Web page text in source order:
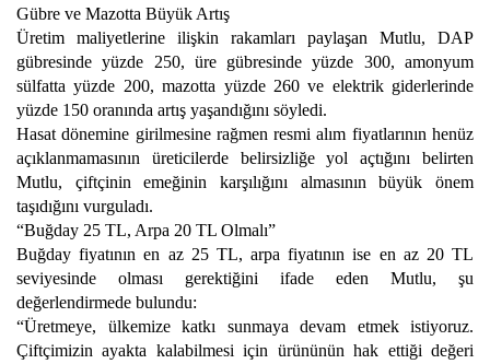
Gübre ve Mazotta Büyük Artış
Üretim maliyetlerine ilişkin rakamları paylaşan Mutlu, DAP
gübresinde yüzde 250, üre gübresinde yüzde 300, amonyum
sülfatta yüzde 200, mazotta yüzde 260 ve elektrik giderlerinde
yüzde 150 oranında artış yaşandığını söyledi.
Hasat dönemine girilmesine rağmen resmi alım fiyatlarının henüz
açıklanmamasının üreticilerde belirsizliğe yol açtığını belirten
Mutlu, çiftçinin emeğinin karşılığını almasının büyük önem
taşıdığını vurguladı.
“Buğday 25 TL, Arpa 20 TL Olmalı”
Buğday fiyatının en az 25 TL, arpa fiyatının ise en az 20 TL
seviyesinde olması gerektiğini ifade eden Mutlu, şu
değerlendirmede bulundu:
“Üretmeye, ülkemize katkı sunmaya devam etmek istiyoruz.
Çiftçimizin ayakta kalabilmesi için ürününün hak ettiği değeri